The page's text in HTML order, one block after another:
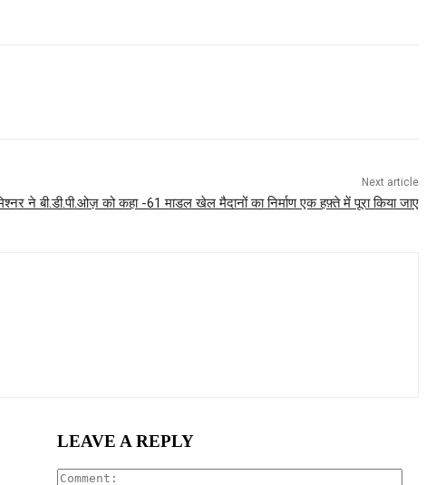
Next article
ने बी.डी.पी.ओज़ को कहा -61 माडल खेल मैदानों का निर्माण एक हफ़्ते में पूरा किया जाए
LEAVE A REPLY